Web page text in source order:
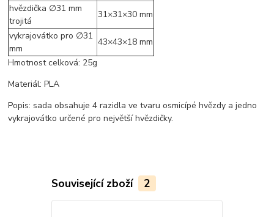
hvězdička ∅31 mm
trojitá
31×31×30 mm
vykrajovátko pro ∅31
mm
43×43×18 mm
Hmotnost celková: 25g
Materiál: PLA
Popis: sada obsahuje 4 razidla ve tvaru osmicípé hvězdy a jedno
vykrajovátko určené pro největší hvězdičky.
Související zboží 2